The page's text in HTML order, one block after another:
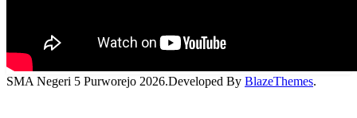
SMA Negeri 5 Purworejo 2026.Developed By BlazeThemes.